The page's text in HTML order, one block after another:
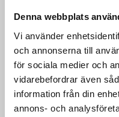
Denna webbplats
Vi använder
och annonserna till
för sociala medier och
vidarebefordrar även
information från din
annons- och
Har du frågor
eller vill du
Kontakta oss via